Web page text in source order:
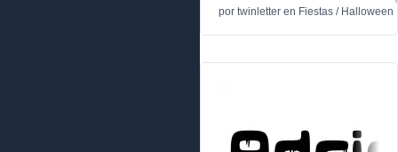
por twinletter en Fiestas / Halloween